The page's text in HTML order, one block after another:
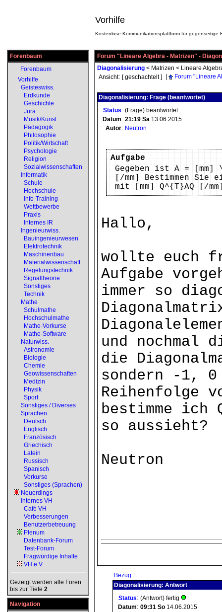
Vorhilfe
Kostenlose Kommunikationsplattform für gegenseitige
Forenbaum
Forenbaum
Vorhilfe
Geisteswiss.
Erdkunde
Geschichte
Jura
Musik/Kunst
Pädagogik
Philosophie
Politik/Wirtschaft
Psychologie
Religion
Sozialwissenschaften
Informatik
Schule
Hochschule
Info-Training
Wettbewerbe
Praxis
Internes IR
Ingenieurwiss.
Bauingenieurwesen
Elektrotechnik
Maschinenbau
Materialwissenschaft
Regelungstechnik
Signaltheorie
Sonstiges
Technik
Mathe
Schulmathe
Hochschulmathe
Mathe-Vorkurse
Mathe-Software
Naturwiss.
Astronomie
Biologie
Chemie
Geowissenschaften
Medizin
Physik
Sport
Sonstiges / Diverses
Sprachen
Deutsch
Englisch
Französisch
Griechisch
Latein
Russisch
Spanisch
Vorkurse
Sonstiges (Sprachen)
Neuerdings
Internes VH
Café VH
Verbesserungen
Benutzerbetreuung
Plenum
Datenbank-Forum
Test-Forum
Fragwürdige Inhalte
VH e.V.
Gezeigt werden alle Foren
bis zur Tiefe 2
Navigation
Forum "Lineare Algebra - Matrizen" -
Diagonalisierung < Matrizen < Lineare
Ansicht: [ geschachtelt ] Forum "Lineare
Diagonalisierung: Frage (beantwortet)
Status: (Frage) beantwortet
Datum: 21:19 Sa 13.06.2015
Autor: Neutron
Aufgabe
Gegeben ist A =
[/mm] Bestimmen
mit [mm] Q^{T}AQ [/
Hallo,
wollte euch
Aufgabe
immer so
und nochmal
die
sondern -1,
Reihenfolge
bestimme ich
so aussieht?
Neutron
Bezug
Diagonalisierung: Antwort
Status: (Antwort) fertig
Datum: 09:31 So 14.06.2015